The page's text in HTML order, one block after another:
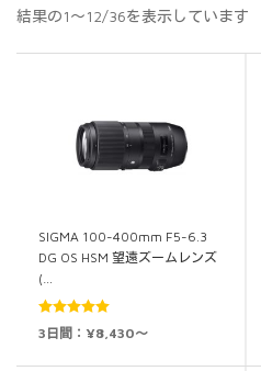
結果の1～12/36を表示しています
SIGMA 100-400mm F5-6.3
DG OS HSM 望遠ズームレンズ
(…
5段階中
3日間：¥8,430～